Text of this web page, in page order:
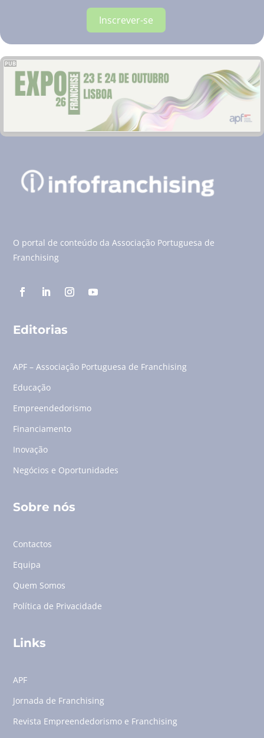
Inscrever-se
PUB
O portal de conteúdo da Associação Portuguesa de
Franchising
Editorias
APF – Associação Portuguesa de Franchising
Educação
Empreendedorismo
Financiamento
Inovação
Negócios e Oportunidades
Sobre nós
Contactos
Equipa
Quem Somos
Política de Privacidade
Links
APF
Jornada de Franchising
Revista Empreendedorismo e Franchising